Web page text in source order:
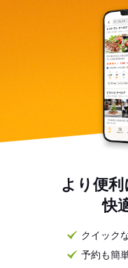
より便
快
クイック
予約も簡